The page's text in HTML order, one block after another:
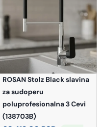
ROSAN Stolz Black slavina
za sudoperu
poluprofesionalna 3 Cevi
(138703B)